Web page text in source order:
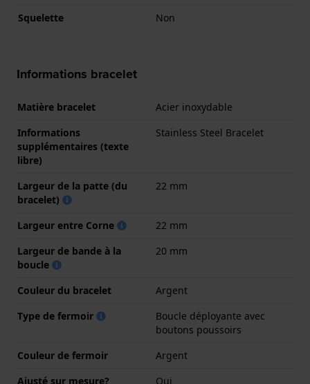
Squelette
Non
Informations bracelet
Matière bracelet
Acier inoxydable
Informations
supplémentaires (texte
libre)
Stainless Steel Bracelet
Largeur de la patte (du
bracelet)
22 mm
Largeur entre Corne
22 mm
Largeur de bande à la
boucle
20 mm
Couleur du bracelet
Argent
Type de fermoir
Boucle déployante avec
boutons poussoirs
Couleur de fermoir
Argent
Ajusté sur mesure?
Oui